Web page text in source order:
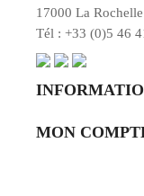
17000 La
Tél : +33 (0)5 46
MON